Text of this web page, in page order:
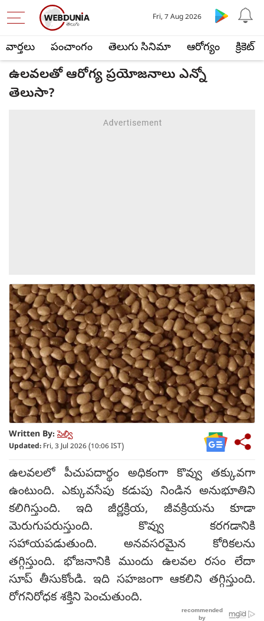
వార్తలు పంచాంగం తెలుగు సినిమా ఆరోగ్యం క్రికెట్
Fri, 7 Aug 2026
ఉలవలతో ఆరోగ్య ప్రయోజనాలు ఎన్నో
తెలుసా?
Written By: సెల్వి
Updated: Fri, 3 Jul 2026 (10:06 IST)
ఉలవలలో పీచుపదార్థం అధికంగా కొవ్వు తక్కువగా
ఉంటుంది. ఎక్కువసేపు కడుపు నిండిన అనుభూతిని
కలిగిస్తుంది. ఇది జీర్ణక్రియ, జీవక్రియను కూడా
మెరుగుపరుస్తుంది. కొవ్వు కరగడానికి
సహాయపడుతుంది. అనవసరమైన కోరికలను
తగ్గిస్తుంది. భోజనానికి ముందు ఉలవల రసం లేదా
సూప్ తీసుకోండి. ఇది సహజంగా ఆకలిని తగ్గిస్తుంది.
రోగనిరోధక శక్తిని పెంచుతుంది.